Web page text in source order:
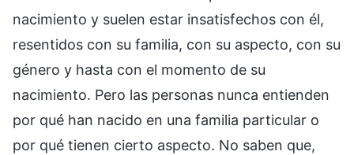
nacimiento y suelen estar insatisfechos con él,
resentidos con su familia, con su aspecto, con su
género y hasta con el momento de su
nacimiento. Pero las personas nunca entienden
por qué han nacido en una familia particular o
por qué tienen cierto aspecto. No saben que,